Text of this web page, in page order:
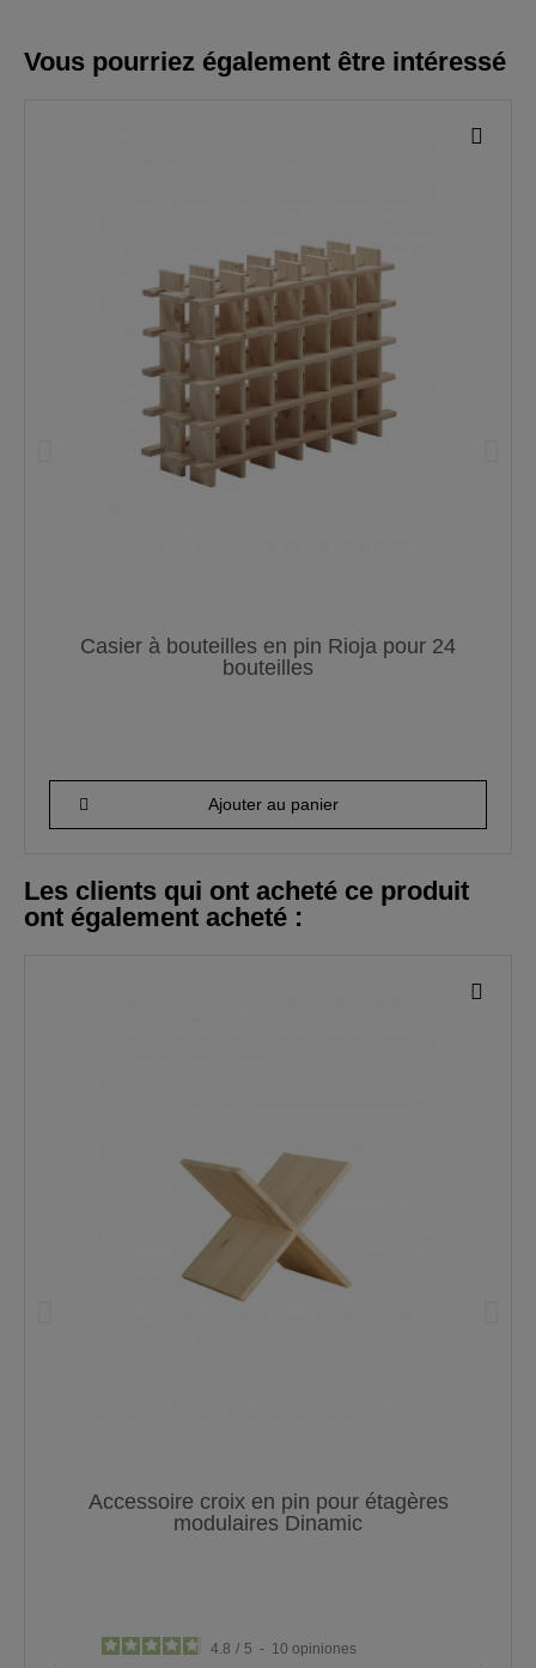
Vous pourriez également être intéressé
Casier à bouteilles en pin Rioja pour 24
bouteilles
96,14 €
Ajouter au panier
Les clients qui ont acheté ce produit
ont également acheté :
Accessoire croix en pin pour étagères
modulaires Dinamic
4.8 / 5 - 10 opiniones